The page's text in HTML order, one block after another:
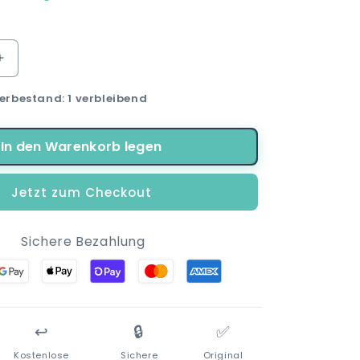
Erhöhe
Menge
Minnie
Kinder
Sommerkleid
1 verbleibend
In den Warenkorb legen
Jetzt zum Checkout
Sichere Bezahlung
↩️
Kostenlose
🔒
Sichere
✅
Original